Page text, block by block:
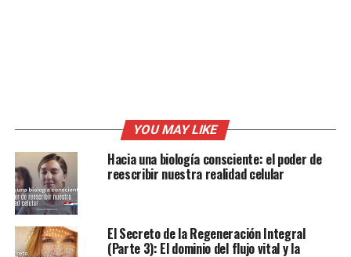
YOU MAY LIKE
Hacia una biología consciente: el poder de
reescribir nuestra realidad celular
El Secreto de la Regeneración Integral
(Parte 3): El dominio del flujo vital y la